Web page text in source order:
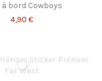
à bord Cowboys
4,90 €